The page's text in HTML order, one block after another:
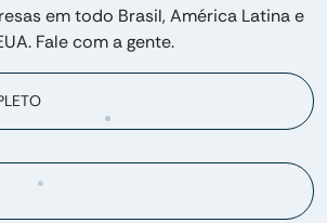
em todo Brasil, América Latina e
Fale com a gente.